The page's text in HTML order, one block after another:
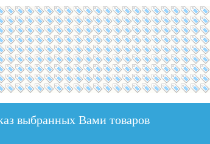
выбранных Вами товаров